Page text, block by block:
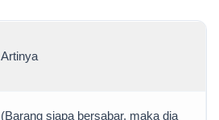
Artinya
(Barang siapa bersabar, maka dia